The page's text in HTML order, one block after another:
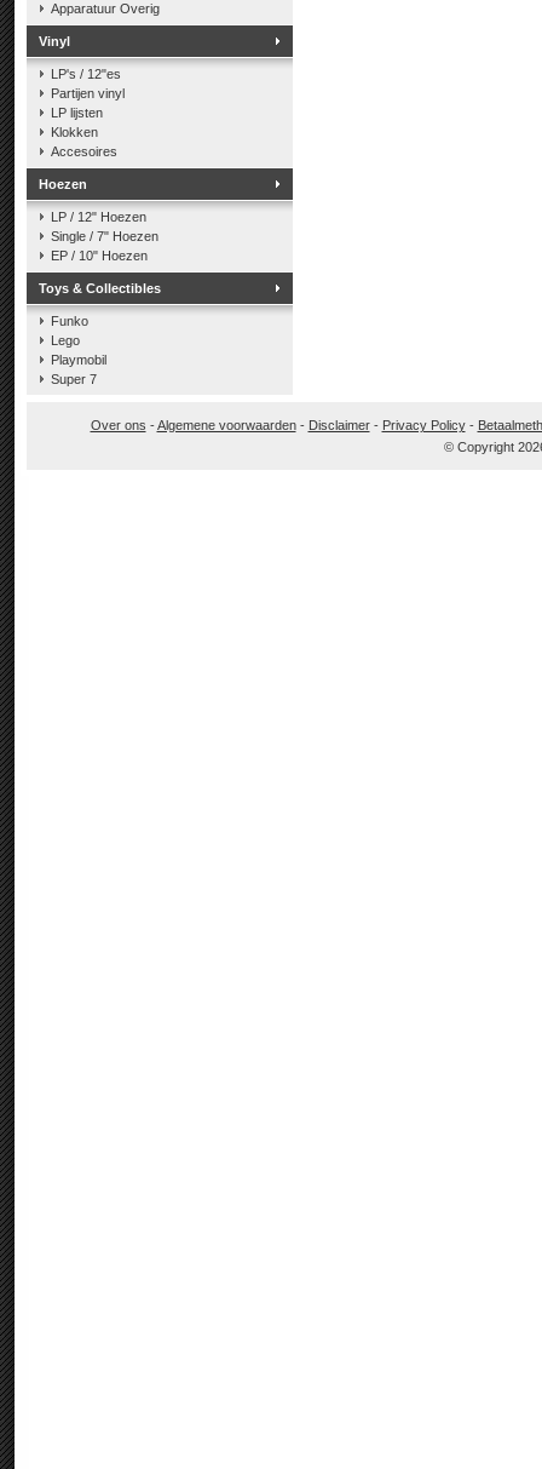
Apparatuur Overig
Vinyl
LP's / 12"es
Partijen vinyl
LP lijsten
Klokken
Accesoires
Hoezen
LP / 12" Hoezen
Single / 7" Hoezen
EP / 10" Hoezen
Toys & Collectibles
Funko
Lego
Playmobil
Super 7
Over ons -Algemene voorwaarden- Disclaimer- Privacy Policy-
© Copyright